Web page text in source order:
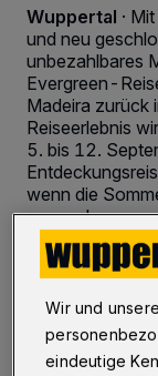
Wuppertal ·
und neu
unbezahlbares
Evergreen-
Madeira zurück
Reiseerlebnis
5. bis 12.
wenn die
angenehm
07.03.2019 ,
Wir und unsere
eindeutige